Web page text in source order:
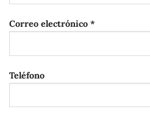
Correo electrónico *
Teléfono